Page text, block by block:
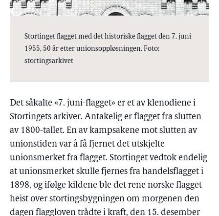
Stortinget flagget med det historiske flagget den 7. juni
1955, 50 år etter unionsoppløsningen. Foto:
stortingsarkivet
Det såkalte «7. juni-flagget» er et av klenodiene i
Stortingets arkiver. Antakelig er flagget fra slutten
av 1800-tallet. En av kampsakene mot slutten av
unionstiden var å få fjernet det utskjelte
unionsmerket fra flagget. Stortinget vedtok endelig
at unionsmerket skulle fjernes fra handelsflagget i
1898, og ifølge kildene ble det rene norske flagget
heist over stortingsbygningen om morgenen den
dagen flaggloven trådte i kraft, den 15. desember